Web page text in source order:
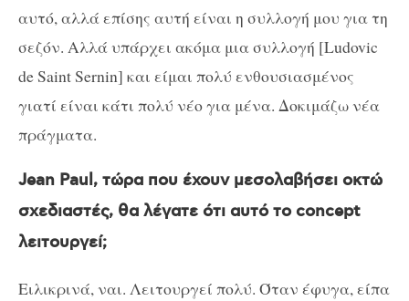
αυτό, αλλά επίσης αυτή είναι η συλλογή μου για τη
σεζόν. Αλλά υπάρχει ακόμα μια συλλογή [Ludovic
de Saint Sernin] και είμαι πολύ ενθουσιασμένος
γιατί είναι κάτι πολύ νέο για μένα. Δοκιμάζω νέα
πράγματα.
Jean Paul, τώρα που έχουν μεσολαβήσει οκτώ
σχεδιαστές, θα λέγατε ότι αυτό το concept
λειτουργεί;
Ειλικρινά, ναι. Λειτουργεί πολύ. Όταν έφυγα, είπα